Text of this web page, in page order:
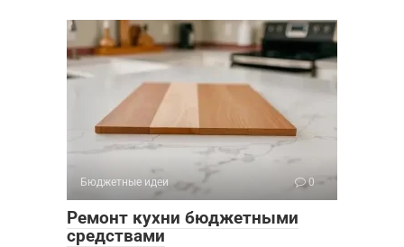
Бюджетные идеи 0
Ремонт кухни бюджетными
средствами